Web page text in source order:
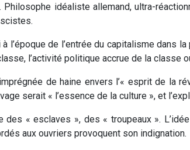
Philosophe idéaliste allemand, ultra-
l’époque de l’entrée du capitalisme dans
l’activité politique accrue de la
de haine envers l’« esprit de la
serait « l’essence de la culture », et
« esclaves », des « troupeaux ».
aux ouvriers provoquent son indignation.